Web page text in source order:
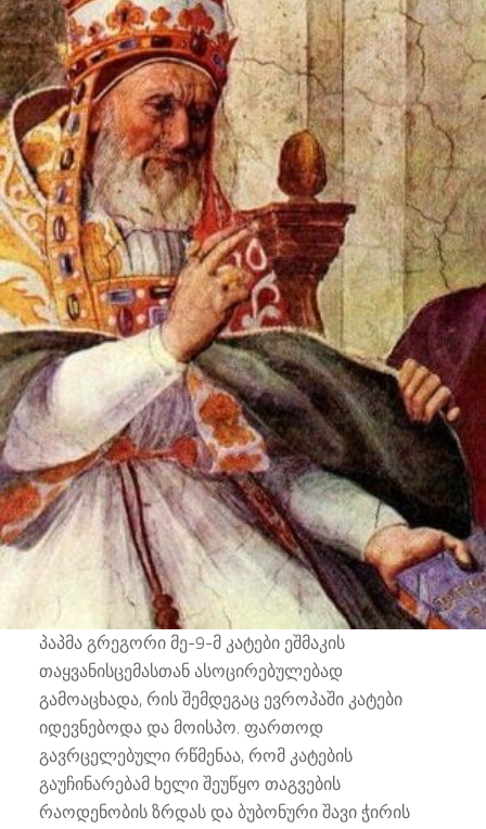
პაპმა გრეგორი მე-9-მ კატები ეშმაკის
თაყვანისცემასთან ასოცირებულებად
გამოაცხადა, რის შემდეგაც ევროპაში კატები
იდევნებოდა და მოისპო. ფართოდ
გავრცელებული რწმენაა, რომ კატების
გაუჩინარებამ ხელი შეუწყო თაგვების
რაოდენობის ზრდას და ბუბონური შავი ჭირის